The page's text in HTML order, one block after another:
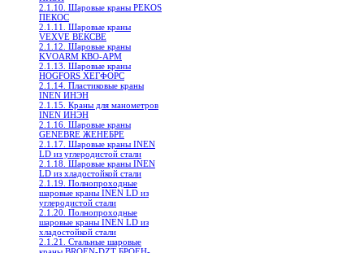
2.1.10. Шаровые краны PEKOS
ПЕКОС
2.1.11. Шаровые краны
VEXVE ВЕКСВЕ
2.1.12. Шаровые краны
KVOARM КВО-АРМ
2.1.13. Шаровые краны
HOGFORS ХЕГФОРС
2.1.14. Пластиковые краны
INEN ИНЭН
2.1.15. Краны для манометров
INEN ИНЭН
2.1.16. Шаровые краны
GENEBRE ЖЕНЕБРЕ
2.1.17. Шаровые краны INEN
LD из углеродистой стали
2.1.18. Шаровые краны INEN
LD из хладостойкой стали
2.1.19. Полнопроходные
шаровые краны INEN LD из
углеродистой стали
2.1.20. Полнопроходные
шаровые краны INEN LD из
хладостойкой стали
2.1.21. Стальные шаровые